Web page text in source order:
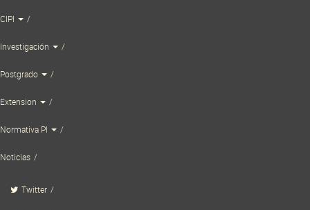
to
CIPI
Investigación
Postgrado
Extension
Normativa PI
Noticias
Twitter